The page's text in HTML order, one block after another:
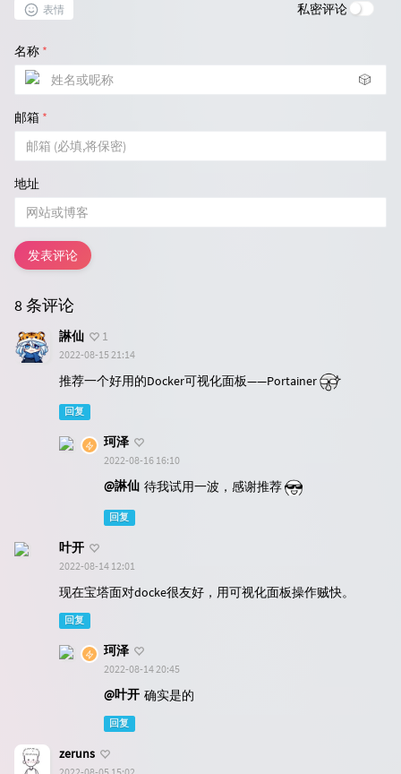
表情 私密评论
名称 *
🎲
邮箱 *
地址
发表评论
8 条评论
諃仙 1
2022-08-15 21:14
推荐一个好用的Docker可视化面板——Portainer
回复
珂泽
2022-08-16 16:10
@諃仙 待我试用一波，感谢推荐
回复
叶开
2022-08-14 12:01
现在宝塔面对docke很友好，用可视化面板操作贼快。
回复
珂泽
2022-08-14 20:45
@叶开 确实是的
回复
zeruns